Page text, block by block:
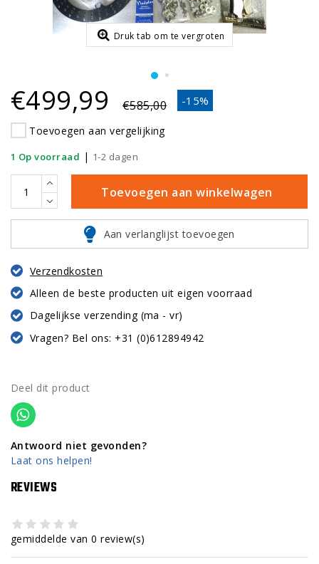
Druk tab om te vergroten
-15%
€499,99 €585,00
Toevoegen aan vergelijking
1 Op voorraad | 1-2 dagen
Toevoegen aan winkelwagen
Aan verlanglijst toevoegen
Verzendkosten
Alleen de beste producten uit eigen voorraad
Dagelijkse verzending (ma - vr)
Vragen? Bel ons: +31 (0)612894942
Deel dit product
Antwoord niet gevonden?
Laat ons helpen!
REVIEWS
gemiddelde van 0 review(s)